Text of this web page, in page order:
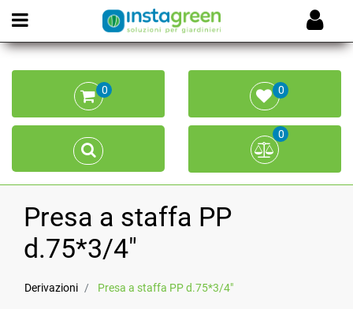
Open menu
0 0
0
Presa a staffa PP
d.75*3/4"
Derivazioni Presa a staffa PP d.75*3/4"